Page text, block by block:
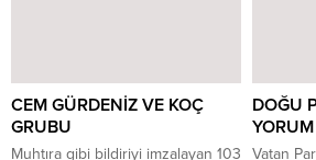
CEM GÜRDENİZ VE KOÇ
GRUBU
Muhtıra gibi bildiriyi imzalayan 103
DOĞU
YORUM
Vatan